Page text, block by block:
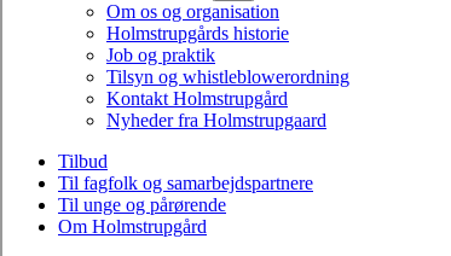
Om os og organisation
Holmstrupgårds historie
Job og praktik
Tilsyn og whistleblowerordning
Kontakt Holmstrupgård
Nyheder fra Holmstrupgaard
Tilbud
Til fagfolk og samarbejdspartnere
Til unge og pårørende
Om Holmstrupgård